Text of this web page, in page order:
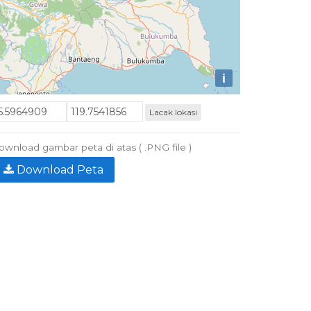
i
Lacak lokasi
gambar peta di atas ( .PNG file )
Download Peta